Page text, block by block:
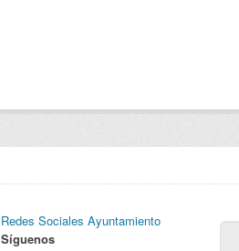
Redes Sociales Ayuntamiento
Síguenos